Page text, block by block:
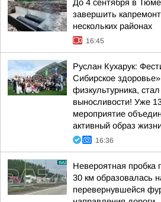
До 4 сентября в
завершить
нескольких районах
16:45
Руслан Кухарук:
Сибирское
физкультурника,
выносливости! Уже
мероприятие
активный образ
16:36
Невероятная пробка
30 км образовалась
перевернувшейся